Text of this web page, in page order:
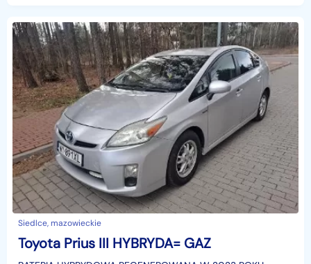
Siedlce, mazowieckie
Toyota Prius III HYBRYDA= GAZ